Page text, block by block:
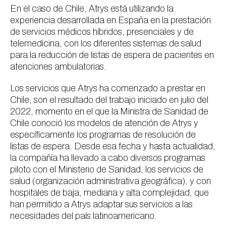
En el caso de Chile, Atrys está utilizando la
experiencia desarrollada en España en la prestación
de servicios médicos híbridos, presenciales y de
telemedicina, con los diferentes sistemas de salud
para la reducción de listas de espera de pacientes en
atenciones ambulatorias.
Los servicios que Atrys ha comenzado a prestar en
Chile, son el resultado del trabajo iniciado en julio del
2022, momento en el que la Ministra de Sanidad de
Chile conoció los modelos de atención de Atrys y
específicamente los programas de resolución de
listas de espera. Desde esa fecha y hasta actualidad,
la compañía ha llevado a cabo diversos programas
piloto con el Ministerio de Sanidad, los servicios de
salud (organización administrativa geográfica), y con
hospitales de baja, mediana y alta complejidad, que
han permitido a Atrys adaptar sus servicios a las
necesidades del país latinoamericano.